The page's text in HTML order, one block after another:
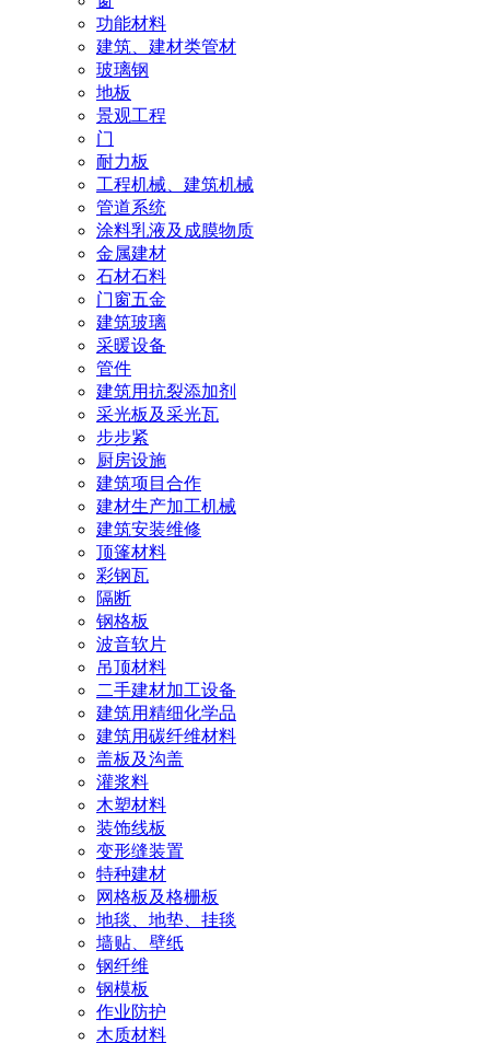
功能材料
建筑、建材类管材
玻璃钢
地板
景观工程
门
耐力板
工程机械、建筑机械
管道系统
涂料乳液及成膜物质
金属建材
石材石料
门窗五金
建筑玻璃
采暖设备
管件
建筑用抗裂添加剂
采光板及采光瓦
步步紧
厨房设施
建筑项目合作
建材生产加工机械
建筑安装维修
顶篷材料
彩钢瓦
隔断
钢格板
波音软片
吊顶材料
二手建材加工设备
建筑用精细化学品
建筑用碳纤维材料
盖板及沟盖
灌浆料
木塑材料
装饰线板
变形缝装置
特种建材
网格板及格栅板
地毯、地垫、挂毯
墙贴、壁纸
钢纤维
钢模板
作业防护
木质材料